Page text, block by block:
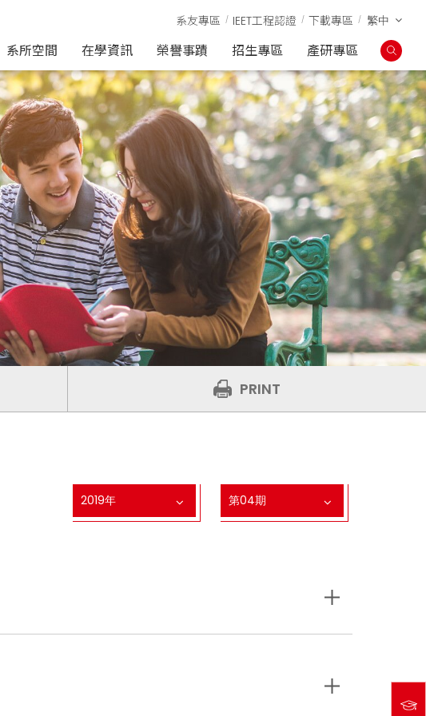
系友專區 IEET工程認證 下載專區 繁中
系所空間 在學資訊 榮譽事蹟 招生專區 產研專區
PRINT
2019年 第04期